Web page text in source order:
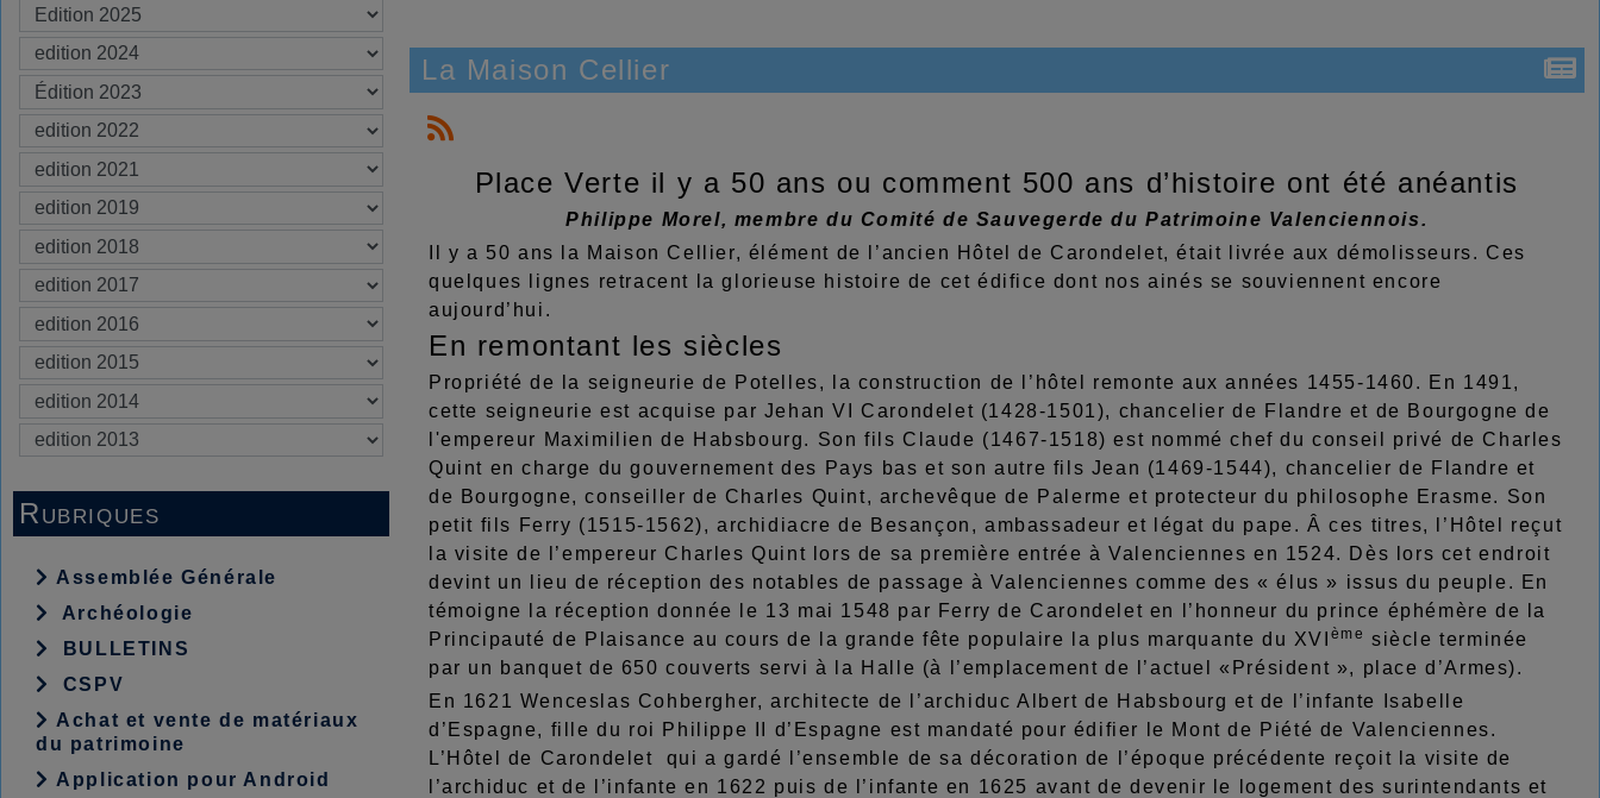
Rubriques
Assemblée Générale
Archéologie
BULLETINS
CSPV
Achat et vente de matériaux
du patrimoine
Application pour Android
La Maison Cellier
Place Verte il y a 50 ans ou comment 500 ans d’histoire ont été anéantis
Philippe Morel, membre du Comité de Sauvegerde du Patrimoine Valenciennois.
Il y a 50 ans la Maison Cellier, élément de l’ancien Hôtel de Carondelet, était livrée aux démolisseurs. Ces
quelques lignes retracent la glorieuse histoire de cet édifice dont nos ainés se souviennent encore
aujourd’hui.
En remontant les siècles
Propriété de la seigneurie de Potelles, la construction de l’hôtel remonte aux années 1455-1460. En 1491,
cette seigneurie est acquise par Jehan VI Carondelet (1428-1501), chancelier de Flandre et de Bourgogne de
l'empereur Maximilien de Habsbourg. Son fils Claude (1467-1518) est nommé chef du conseil privé de Charles
Quint en charge du gouvernement des Pays bas et son autre fils Jean (1469-1544), chancelier de Flandre et
de Bourgogne, conseiller de Charles Quint, archevêque de Palerme et protecteur du philosophe Erasme. Son
petit fils Ferry (1515-1562), archidiacre de Besançon, ambassadeur et légat du pape. Â ces titres, l’Hôtel reçut
la visite de l’empereur Charles Quint lors de sa première entrée à Valenciennes en 1524. Dès lors cet endroit
devint un lieu de réception des notables de passage à Valenciennes comme des « élus » issus du peuple. En
témoigne la réception donnée le 13 mai 1548 par Ferry de Carondelet en l’honneur du prince éphémère de la
Principauté de Plaisance au cours de la grande fête populaire la plus marquante du XVI ème siècle terminée
par un banquet de 650 couverts servi à la Halle (à l’emplacement de l’actuel «Président », place d’Armes).
En 1621 Wenceslas Cohbergher, architecte de l’archiduc Albert de Habsbourg et de l’infante Isabelle
d’Espagne, fille du roi Philippe II d’Espagne est mandaté pour édifier le Mont de Piété de Valenciennes.
L’Hôtel de Carondelet qui a gardé l’ensemble de sa décoration de l’époque précédente reçoit la visite de
l’archiduc et de l’infante en 1622 puis de l’infante en 1625 avant de devenir le logement des surintendants et